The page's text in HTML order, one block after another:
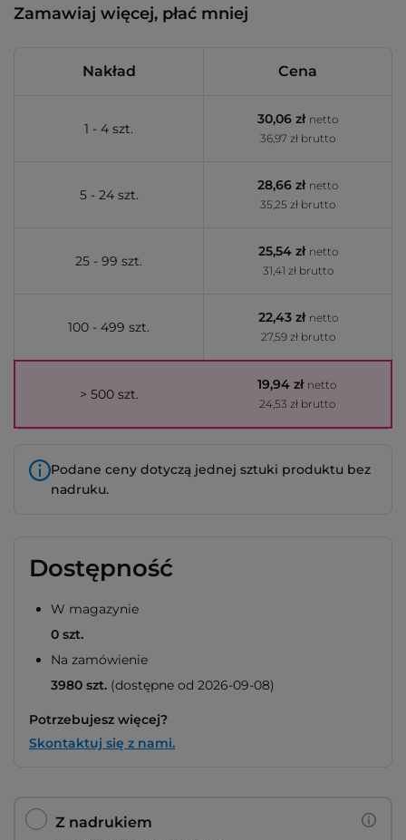
Zamawiaj więcej, płać mniej
Nakład Cena
1 - 4 szt.
30,06 zł netto
36,97 zł brutto
5 - 24 szt.
28,66 zł netto
35,25 zł brutto
25 - 99 szt.
25,54 zł netto
31,41 zł brutto
100 - 499 szt.
22,43 zł netto
27,59 zł brutto
> 500 szt.
19,94 zł netto
24,53 zł brutto
Podane ceny dotyczą jednej sztuki produktu bez
nadruku.
Dostępność
W magazynie
0 szt.
Na zamówienie
3980 szt. (dostępne od 2026-09-08)
Potrzebujesz więcej?
Skontaktuj się z nami.
Z nadrukiem